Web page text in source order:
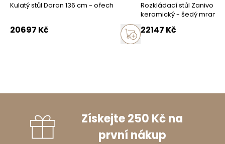
Kulatý stůl Doran 136 cm - ořech
20697 Kč
Rozkládací stůl Zanivo
keramický - šedý
22147 Kč
Získejte 250 Kč na
první nákup